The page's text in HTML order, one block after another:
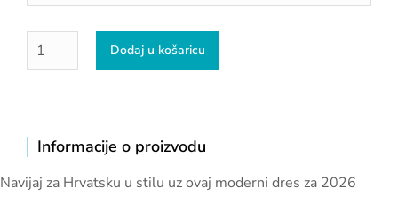
Dodaj u košaricu
Informacije o proizvodu
Navijaj za Hrvatsku u stilu uz ovaj moderni dres za 2026